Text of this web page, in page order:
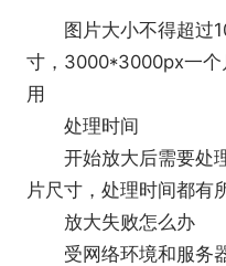
图片大小不得超过
寸，3000*3000px一个
用
处理时间
开始放大后需要处理
片尺寸，处理时间都有
放大失败怎么办
受网络环境和服务器